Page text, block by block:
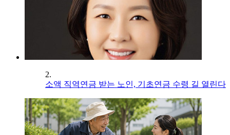
2.
소액 직역연금 받는 노인, 기초연금 수령 길 열린다